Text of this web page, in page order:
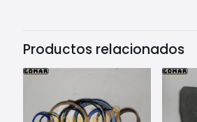
Productos relacionados